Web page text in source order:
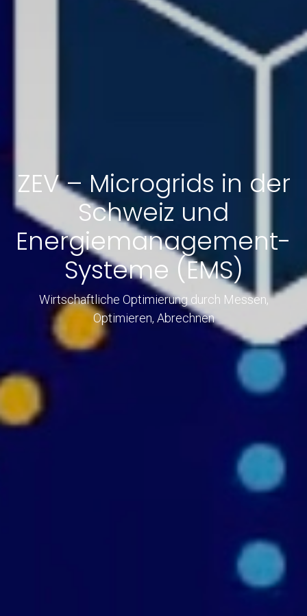
ZEV – Microgrids in der
Schweiz und
Energiemanagement-
Systeme (EMS)
Wirtschaftliche Optimierung durch Messen,
Optimieren, Abrechnen